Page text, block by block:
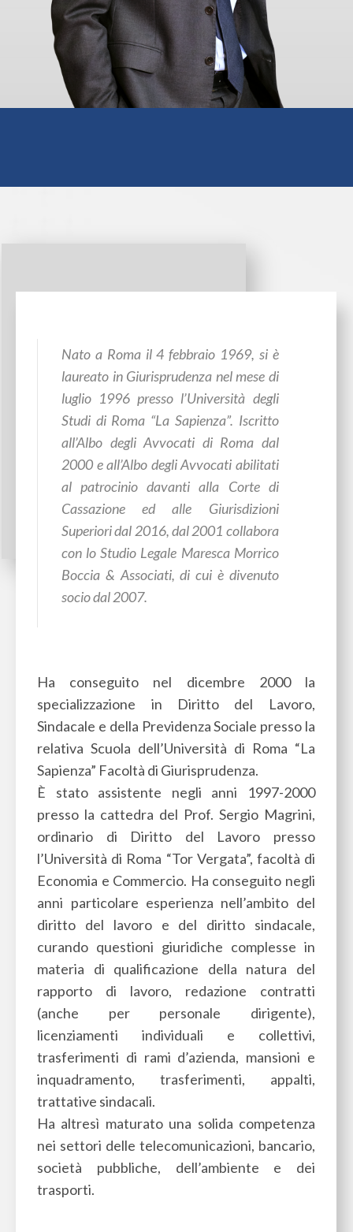
Nato a Roma il 4 febbraio 1969, si è
laureato in Giurisprudenza nel mese di
luglio 1996 presso l’Università degli
Studi di Roma “La Sapienza”. Iscritto
all’Albo degli Avvocati di Roma dal
2000 e all’Albo degli Avvocati abilitati
al patrocinio davanti alla Corte di
Cassazione ed alle Giurisdizioni
Superiori dal 2016, dal 2001 collabora
con lo Studio Legale Maresca Morrico
Boccia & Associati, di cui è divenuto
socio dal 2007.
Ha conseguito nel dicembre 2000 la
specializzazione in Diritto del Lavoro,
Sindacale e della Previdenza Sociale presso la
relativa Scuola dell’Università di Roma “La
Sapienza” Facoltà di Giurisprudenza.
È stato assistente negli anni 1997-2000
presso la cattedra del Prof. Sergio Magrini,
ordinario di Diritto del Lavoro presso
l’Università di Roma “Tor Vergata”, facoltà di
Economia e Commercio. Ha conseguito negli
anni particolare esperienza nell’ambito del
diritto del lavoro e del diritto sindacale,
curando questioni giuridiche complesse in
materia di qualificazione della natura del
rapporto di lavoro, redazione contratti
(anche per personale dirigente),
licenziamenti individuali e collettivi,
trasferimenti di rami d’azienda, mansioni e
inquadramento, trasferimenti, appalti,
trattative sindacali.
Ha altresì maturato una solida competenza
nei settori delle telecomunicazioni, bancario,
società pubbliche, dell’ambiente e dei
trasporti.